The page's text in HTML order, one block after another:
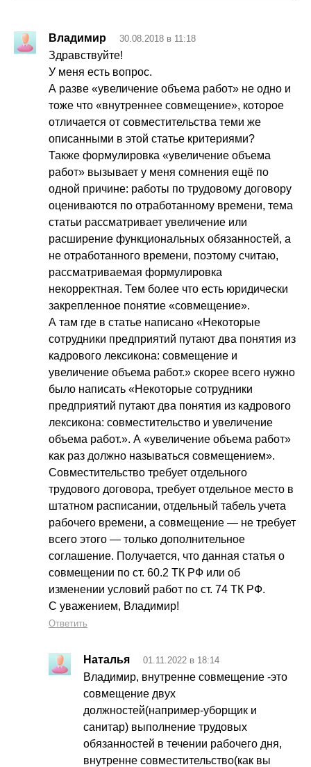
Владимир 30.08.2018 в 11:18
Здравствуйте!
У меня есть вопрос.
А разве «увеличение объема работ» не одно и
тоже что «внутреннее совмещение», которое
отличается от совместительства теми же
описанными в этой статье критериями?
Также формулировка «увеличение объема
работ» вызывает у меня сомнения ещё по
одной причине: работы по трудовому договору
оцениваются по отработанному времени, тема
статьи рассматривает увеличение или
расширение функциональных обязанностей, а
не отработанного времени, поэтому считаю,
рассматриваемая формулировка
некорректная. Тем более что есть юридически
закрепленное понятие «совмещение».
А там где в статье написано «Некоторые
сотрудники предприятий путают два понятия из
кадрового лексикона: совмещение и
увеличение объема работ.» скорее всего нужно
было написать «Некоторые сотрудники
предприятий путают два понятия из кадрового
лексикона: совместительство и увеличение
объема работ.». А «увеличение объема работ»
как раз должно называться совмещением».
Совместительство требует отдельного
трудового договора, требует отдельное место в
штатном расписании, отдельный табель учета
рабочего времени, а совмещение — не требует
всего этого — только дополнительное
соглашение. Получается, что данная статья о
совмещении по ст. 60.2 ТК РФ или об
изменении условий работ по ст. 74 ТК РФ.
С уважением, Владимир!
Ответить
Наталья 01.11.2022 в 18:14
Владимир, внутренне совмещение -это
совмещение двух
должностей(например-уборщик и
санитар) выполнение трудовых
обязанностей в течении рабочего дня,
внутренне совместительство(как вы